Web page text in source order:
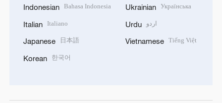
Indonesian Bahasa Indonesia
Italian Italiano
Japanese 日本語
Korean 한국어
Ukrainian Українська
Urdu اردو
Vietnamese Tiếng Việt